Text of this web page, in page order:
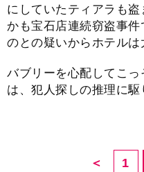
にしていたティアラも
かも宝石店連続窃盗事
のとの疑いからホテルは
バブリーを心配してこ
は、犯人探しの推理に
＜ 1